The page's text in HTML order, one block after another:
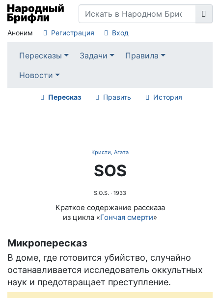
Аноним Регистрация Вход
Пересказы Задачи
Правила
Новости
Пересказ Править История
Кристи, Агата
SOS
S.O.S. · 1933
Краткое содержание рассказа
из цикла «Гончая смерти»
Микропересказ
В доме, где готовится убийство, случайно
останавливается исследователь оккультных
наук и предотвращает преступление.